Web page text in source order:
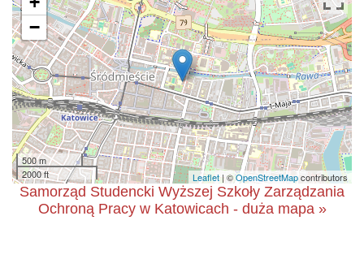
−
500 m
2000 ft
Leaflet| ©OpenStreetMapcontributors
Samorząd Studencki Wyższej Szkoły Zarządzania
Ochroną Pracy w Katowicach - duża mapa »